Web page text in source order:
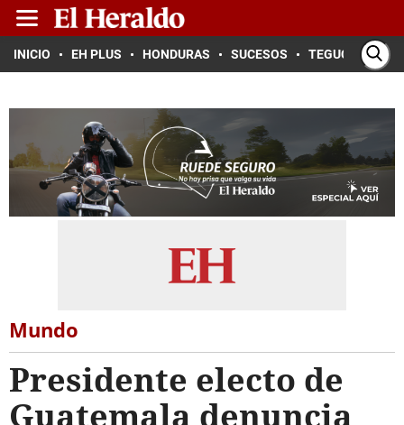
INICIO EH PLUS HONDURAS SUCESOS TEGUCIGALPA
Mundo
Presidente electo de
Guatemala denuncia